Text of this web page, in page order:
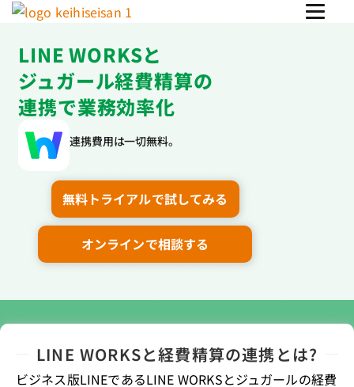
LINE WORKSと
ジュガール経費精算の
連携で業務効率化
連携費用は一切無料。
無料トライアルで試してみる
オンラインで相談する
LINE WORKSと経費精算の連携とは?
ビジネス版LINEであるLINE WORKSとジュガールの経費